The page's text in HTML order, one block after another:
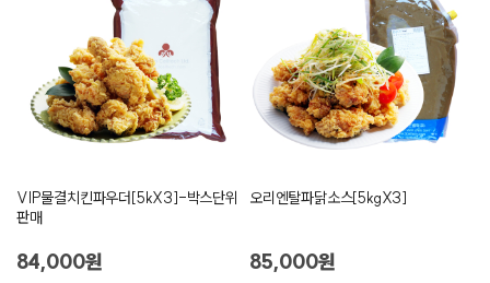
VIP물결치킨파우더[5kX3]-박스단위
판매
84,000원
오리엔탈파닭소스[5kgX3]
85,000원